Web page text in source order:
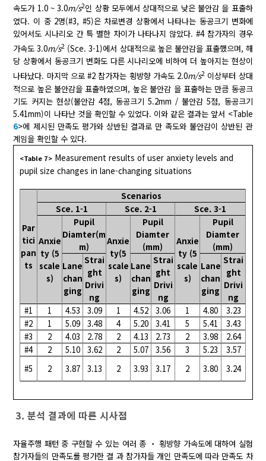
속도가 1.0 ~ 3.0m/s2인 상황 모두에서 상대적으로 낮은 불안감 을 표출하
였다. 이 중 2명(#3, #5)은 차로변경 상황에서 나타나는 동공크기 변화에
있어서도 시나리오 간 특 별한 차이가 나타나지 않았다. #4 참가자의 경우
가속도 3.0m/s2 (Sce. 3-1)에서 상대적으로 높은 불안감을 표출했으며, 해
당 상황에서 동공크기 변화도 다른 시나리오에 비하여 더 높아지는 현상이
나타났다. 마지막 으로 #2 참가자는 횡방향 가속도 2.0m/s2 이상부터 상대
적으로 높은 불안감을 표출하였으며, 높은 불안감 을 표출하는 만큼 동공크
기도 커지는 현상(불안감 4점, 동공크기 5.2mm / 불안감 5점, 동공크기
5.41mm)이 나타난 것을 확인할 수 있었다. 이와 같은 결과는 앞서 <Table
6>에 제시된 만족도 평가와 상반된 결과로 만 족도와 불안감이 상반된 관
계임을 확인할 수 있다.
<Table 7> Measurement results of user anxiety levels and
pupil size changes in lane-changing situations
Par
tici
pan
ts
Scenarios
Sce. 1-1
Sce. 2-1 Sce. 3-1
Anxie
ty (5
scale
s)
Pupil
Diamter(m
m)
Anxie
ty(5
scale
s)
Pupil
Diamter
(mm)
Anxie
ty (5
scale
s)
Pupil
Diamter
(mm)
Lane
chan
ging
Strai
ght
Drivi
ng
Lane
chan
ging
Strai
ght
Drivi
ng
Lane
chan
ging
Strai
ght
Drivi
ng
#1
1 4.53 3.09 1 4.52 3.06 1 4.80
3.23
#2
1 5.09 3.48 4 5.20 3.41 5 5.41
3.43
#3
2 4.03 2.78 2 4.13 2.73 2 3.98
2.64
#4
2 5.10 3.62 2 5.07 3.56 3 5.23
3.57
#5
2 3.87 3.13 2 3.93 3.17 2 3.80 3.24
3. 분석 결과에 따른 시사점
자율주행 패턴 중 구현할 수 있는 여러 종 ‧ 횡방향 가속도에 대하여 실험
참가자들의 만족도를 평가한 결 과 참가자들 개인 만족도에 따라 만족도 차